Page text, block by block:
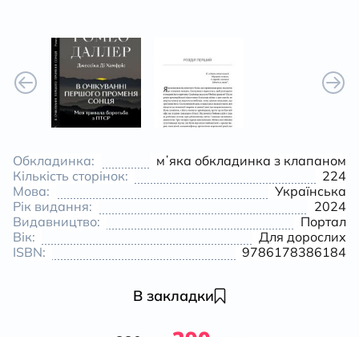
Обкладинка:
мʼяка обкладинка з клапаном
Кількість сторінок:
224
Мова:
Українська
Рік видання:
2024
Видавництво:
Портал
Вік:
Для дорослих
ISBN:
9786178386184
В закладки